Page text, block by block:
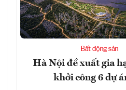
Bất động sản
Hà Nội đề xuất gia
khởi công 6 dự